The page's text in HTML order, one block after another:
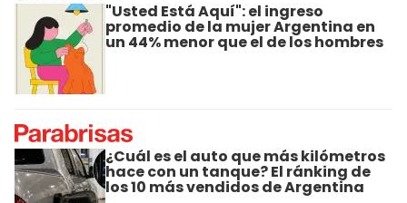
"Usted Está Aquí": el ingreso
promedio de la mujer Argentina en
un 44% menor que el de los hombres
¿Cuál es el auto que más kilómetros
hace con un tanque? El ránking de
los 10 más vendidos de Argentina